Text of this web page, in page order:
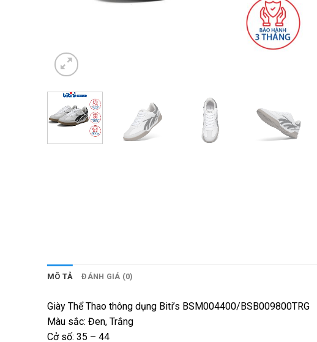
MÔ TẢ ĐÁNH GIÁ (0)
Giày Thể Thao thông dụng Biti’s BSM004400/BSB009800TRG
Màu sắc: Đen, Trắng
Cở số: 35 – 44